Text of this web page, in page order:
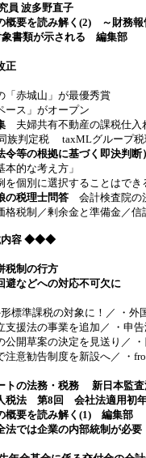
員 波多野直子
の概要を読み解く(2) ～財
象書類が示される 編集部
正
「赤城山」が最優秀賞
ース」がオープン
夫婦共有不動産の課税仕
族判定税 taxMLグループ税
令等の根拠に基づく即決判断
的な考え方」
個別に選択することはでき
の税理士問答 会計検査院の
格税制／剰余金と準備金／信
内容 ◆◆◆
税制の行方
などへの対応不可欠に
標準課税の対象に！／ ・
支援法の事業を追加／ ・申
公開草案の決定を見送り／
意勧告制度を新設へ／ ・
ートの法務・税務 新日本
人税法 第8回 会社法適用
概要を読み解く(1) 編集部
法では企業の内部統制が必